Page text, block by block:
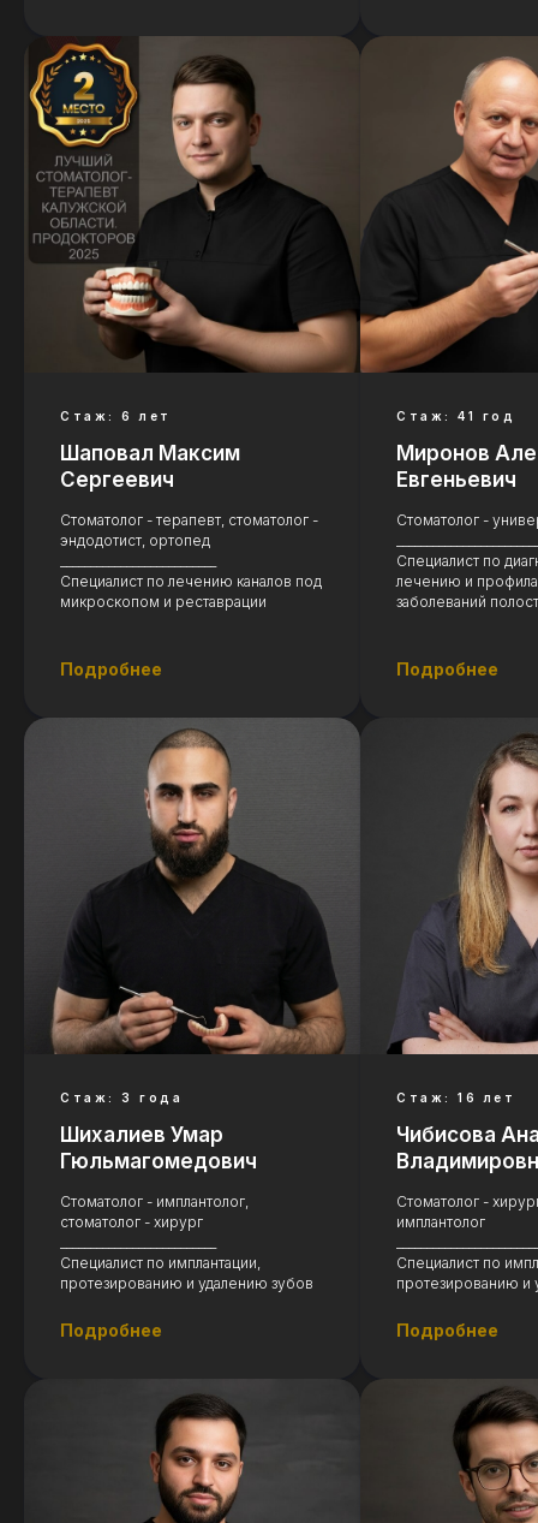
Стаж: 6 лет
Шаповал Максим
Сергеевич
Стоматолог - терапевт, стоматолог -
эндодотист, ортопед
Специалист по лечению каналов под
микроскопом и реставрации
Подробнее
Стаж: 41 год
Миронов
Евгеньевич
Стоматолог -
Специалист по
лечению и
заболеваний
Подробнее
Стаж: 3 года
Шихалиев Умар
Гюльмагомедович
Стоматолог - имплантолог,
стоматолог - хирург
Специалист по имплантации,
протезированию и удалению зубов
Подробнее
Стаж: 16 лет
Чибисова
Стоматолог -
имплантолог
Специалист по
протезированию и
Подробнее